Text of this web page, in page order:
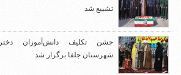
تشییع شد
جشن تکلیف دانش‌آموزان دختر
شهرستان جلفا برگزار شد